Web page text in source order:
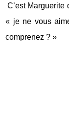
C’est Marguerite
« je ne vous
comprenez ? »